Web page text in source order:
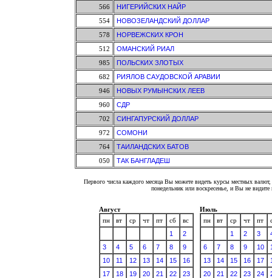
566
НИГЕРИЙСКИХ НАЙР
554
НОВОЗЕЛАНДСКИЙ ДОЛЛАР
578
НОРВЕЖСКИХ КРОН
512
ОМАНСКИЙ РИАЛ
985
ПОЛЬСКИХ ЗЛОТЫХ
682
РИЯЛОВ САУДОВСКОЙ АРАВИИ
946
НОВЫХ РУМЫНСКИХ ЛЕЕВ
960
СДР
702
СИНГАПУРСКИЙ ДОЛЛАР
972
СОМОНИ
764
ТАИЛАНДСКИХ БАТОВ
050
ТАК БАНГЛАДЕШ
Первого числа каждого месяца Вы можете видеть курсы местных
понедельник или воскресенье, и Вы не
Август
пн
вт ср чт пт сб
вс
1
2
3
4 5 6 7 8
9
10
11 12 13 14 15
16
17
18 19 20 21 22
23
Июль
пн
вт ср чт пт
1
2 3
6
7 8 9 10
13
14 15 16 17
20
21 22 23 24